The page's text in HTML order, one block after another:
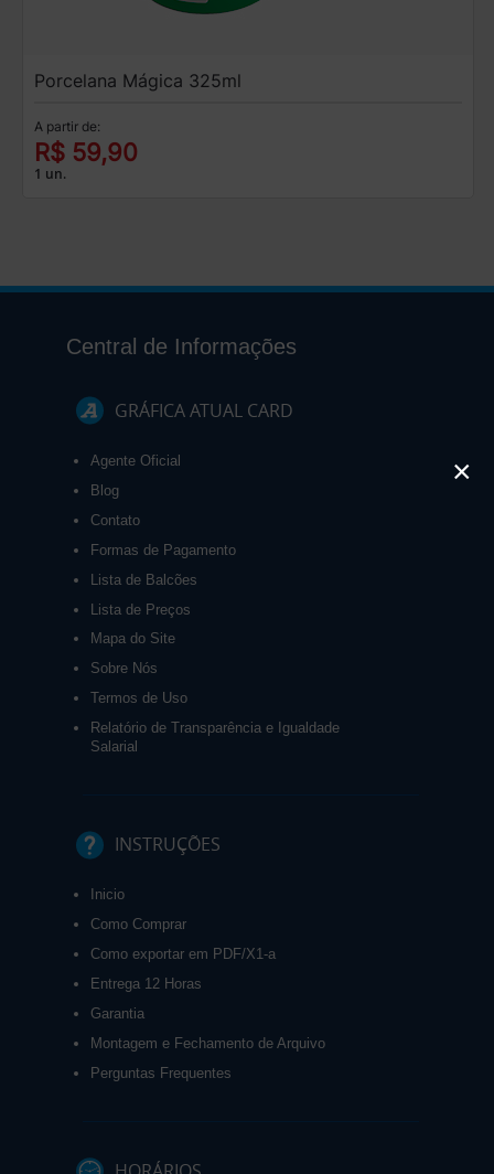
Porcelana Mágica 325ml
A partir de:
R$ 59,90
1 un.
Central de Informações
GRÁFICA ATUAL CARD
Agente Oficial
Blog
Contato
Formas de Pagamento
Lista de Balcões
Lista de Preços
Mapa do Site
Sobre Nós
Termos de Uso
Relatório de Transparência e Igualdade
Salarial
INSTRUÇÕES
Inicio
Como Comprar
Como exportar em PDF/X1-a
Entrega 12 Horas
Garantia
Montagem e Fechamento de Arquivo
Perguntas Frequentes
×